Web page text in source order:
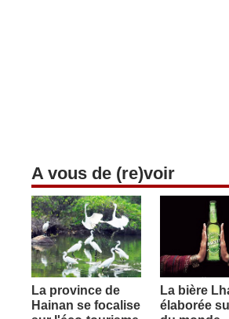
A vous de (re)voir
La province de
Hainan se focalise
La bière
élaborée